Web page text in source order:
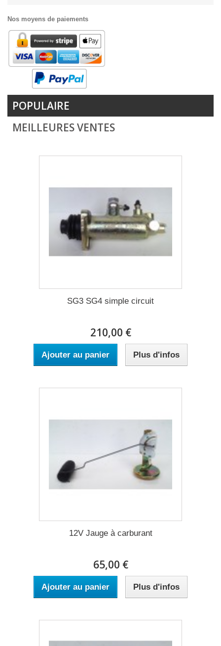
Nos moyens de paiements
POPULAIRE
MEILLEURES VENTES
SG3 SG4 simple circuit
210,00 €
Ajouter au panier Plus d'infos
12V Jauge à carburant
65,00 €
Ajouter au panier Plus d'infos